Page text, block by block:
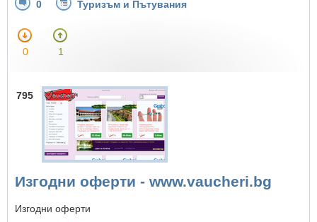
0 Туризъм и Пътувания
0 1
795
Изгодни оферти - www.vaucheri.bg
Изгодни оферти